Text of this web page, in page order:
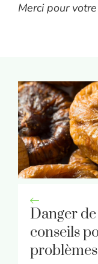
Merci pour
Danger
conseils
problèmes